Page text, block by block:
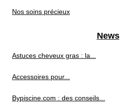
Nos soins précieux
News
Astuces cheveux gras : la...
Accessoires pour...
Bypiscine.com : des conseils...